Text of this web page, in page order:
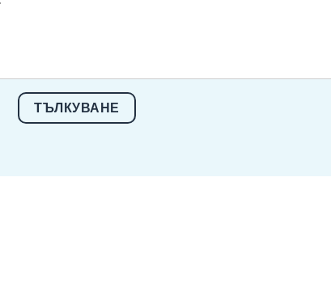
ТЪЛКУВАНЕ